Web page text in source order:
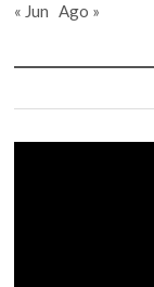
« Jun Ago »